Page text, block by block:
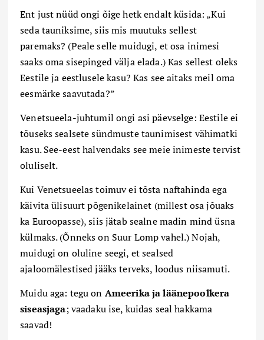
Ent just nüüd ongi õige hetk endalt küsida: „Kui
seda tauniksime, siis mis muutuks sellest
paremaks? (Peale selle muidugi, et osa inimesi
saaks oma sisepinged välja elada.) Kas sellest oleks
Eestile ja eestlusele kasu? Kas see aitaks meil oma
eesmärke saavutada?”
Venetsueela-juhtumil ongi asi päevselge: Eestile ei
tõuseks sealsete sündmuste taunimisest vähimatki
kasu. See-eest halvendaks see meie inimeste tervist
oluliselt.
Kui Venetsueelas toimuv ei tõsta naftahinda ega
käivita ülisuurt põgenikelainet (millest osa jõuaks
ka Euroopasse), siis jätab sealne madin mind üsna
külmaks. (Õnneks on Suur Lomp vahel.) Nojah,
muidugi on oluline seegi, et sealsed
ajaloomälestised jääks terveks, loodus niisamuti.
Muidu aga: tegu on Ameerika ja läänepoolkera
siseasjaga; vaadaku ise, kuidas seal hakkama
saavad!